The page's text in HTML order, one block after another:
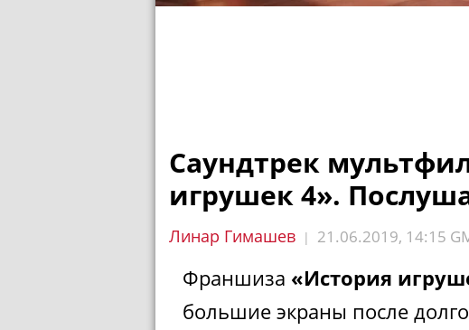
Саундтрек
игрушек 4».
Линар Гимашев | 21.06.2019, 14:15
Франшиза «История
большие экраны после